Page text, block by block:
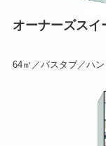
オーナーズスイ
64㎡／バスタブ／ハ